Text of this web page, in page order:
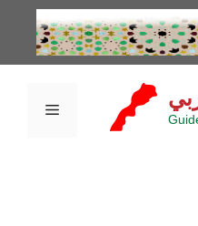
القائمة